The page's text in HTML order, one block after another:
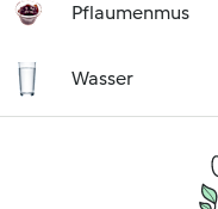
Pflaumenmus
Wasser